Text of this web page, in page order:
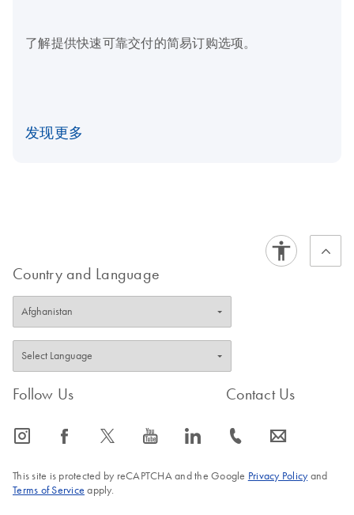
了解提供快速可靠交付的简易订购选项。
发现更多
Country and Language
Follow Us
icon_0065_instagram-s icon_0064_facebook-s icon_0340_cc_gen_x-s icon_0077_youtube-s icon_0066_linkedin-s
Contact Us
icon_0072_phone-s icon_0063_envelope-s
This site is protected by reCAPTCHA and the Google Privacy Policyand
Terms of Service apply.